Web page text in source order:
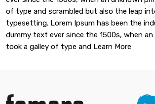
of type and scrambled but also the leap
typesetting. Lorem Ipsum has been the
dummy text ever since the 1500s, when
took a galley of type and Learn More